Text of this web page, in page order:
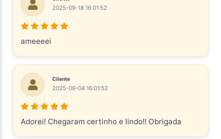
2025-09-18 16:01:52
ameeeei
Cliente
2025-09-04 16:01:52
Adorei! Chegaram certinho e lindo!! Obrigada